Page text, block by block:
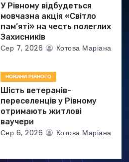
У Рівному відбудеться
мовчазна акція «Світло
пам’яті» на честь полеглих
Захисників
Сер 7, 2026 Котова Маріана
НОВИНИ РІВНОГО
Шість ветеранів-
переселенців у Рівному
отримають житлові
ваучери
Сер 6, 2026 Котова Маріана